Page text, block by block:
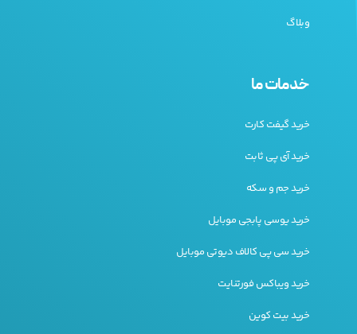
وبلاگ
خدمات ما
خرید گیفت کارت
خرید آی پی ثابت
خرید جم و سکه
خرید یوسی پابجی موبایل
خرید سی پی کالاف دیوتی موبایل
خرید ویباکس فورتنایت
خرید بیت کوین